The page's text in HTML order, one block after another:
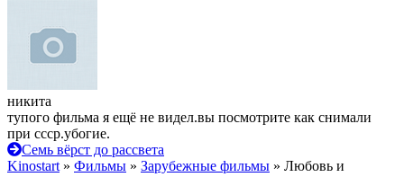
никита
тупого фильма я ещё не видел.вы посмотрите как снимали
при ссср.убогие.
Семь вёрст до рассвета
Kinostart » Фильмы » Зарубежные фильмы » Любовь и